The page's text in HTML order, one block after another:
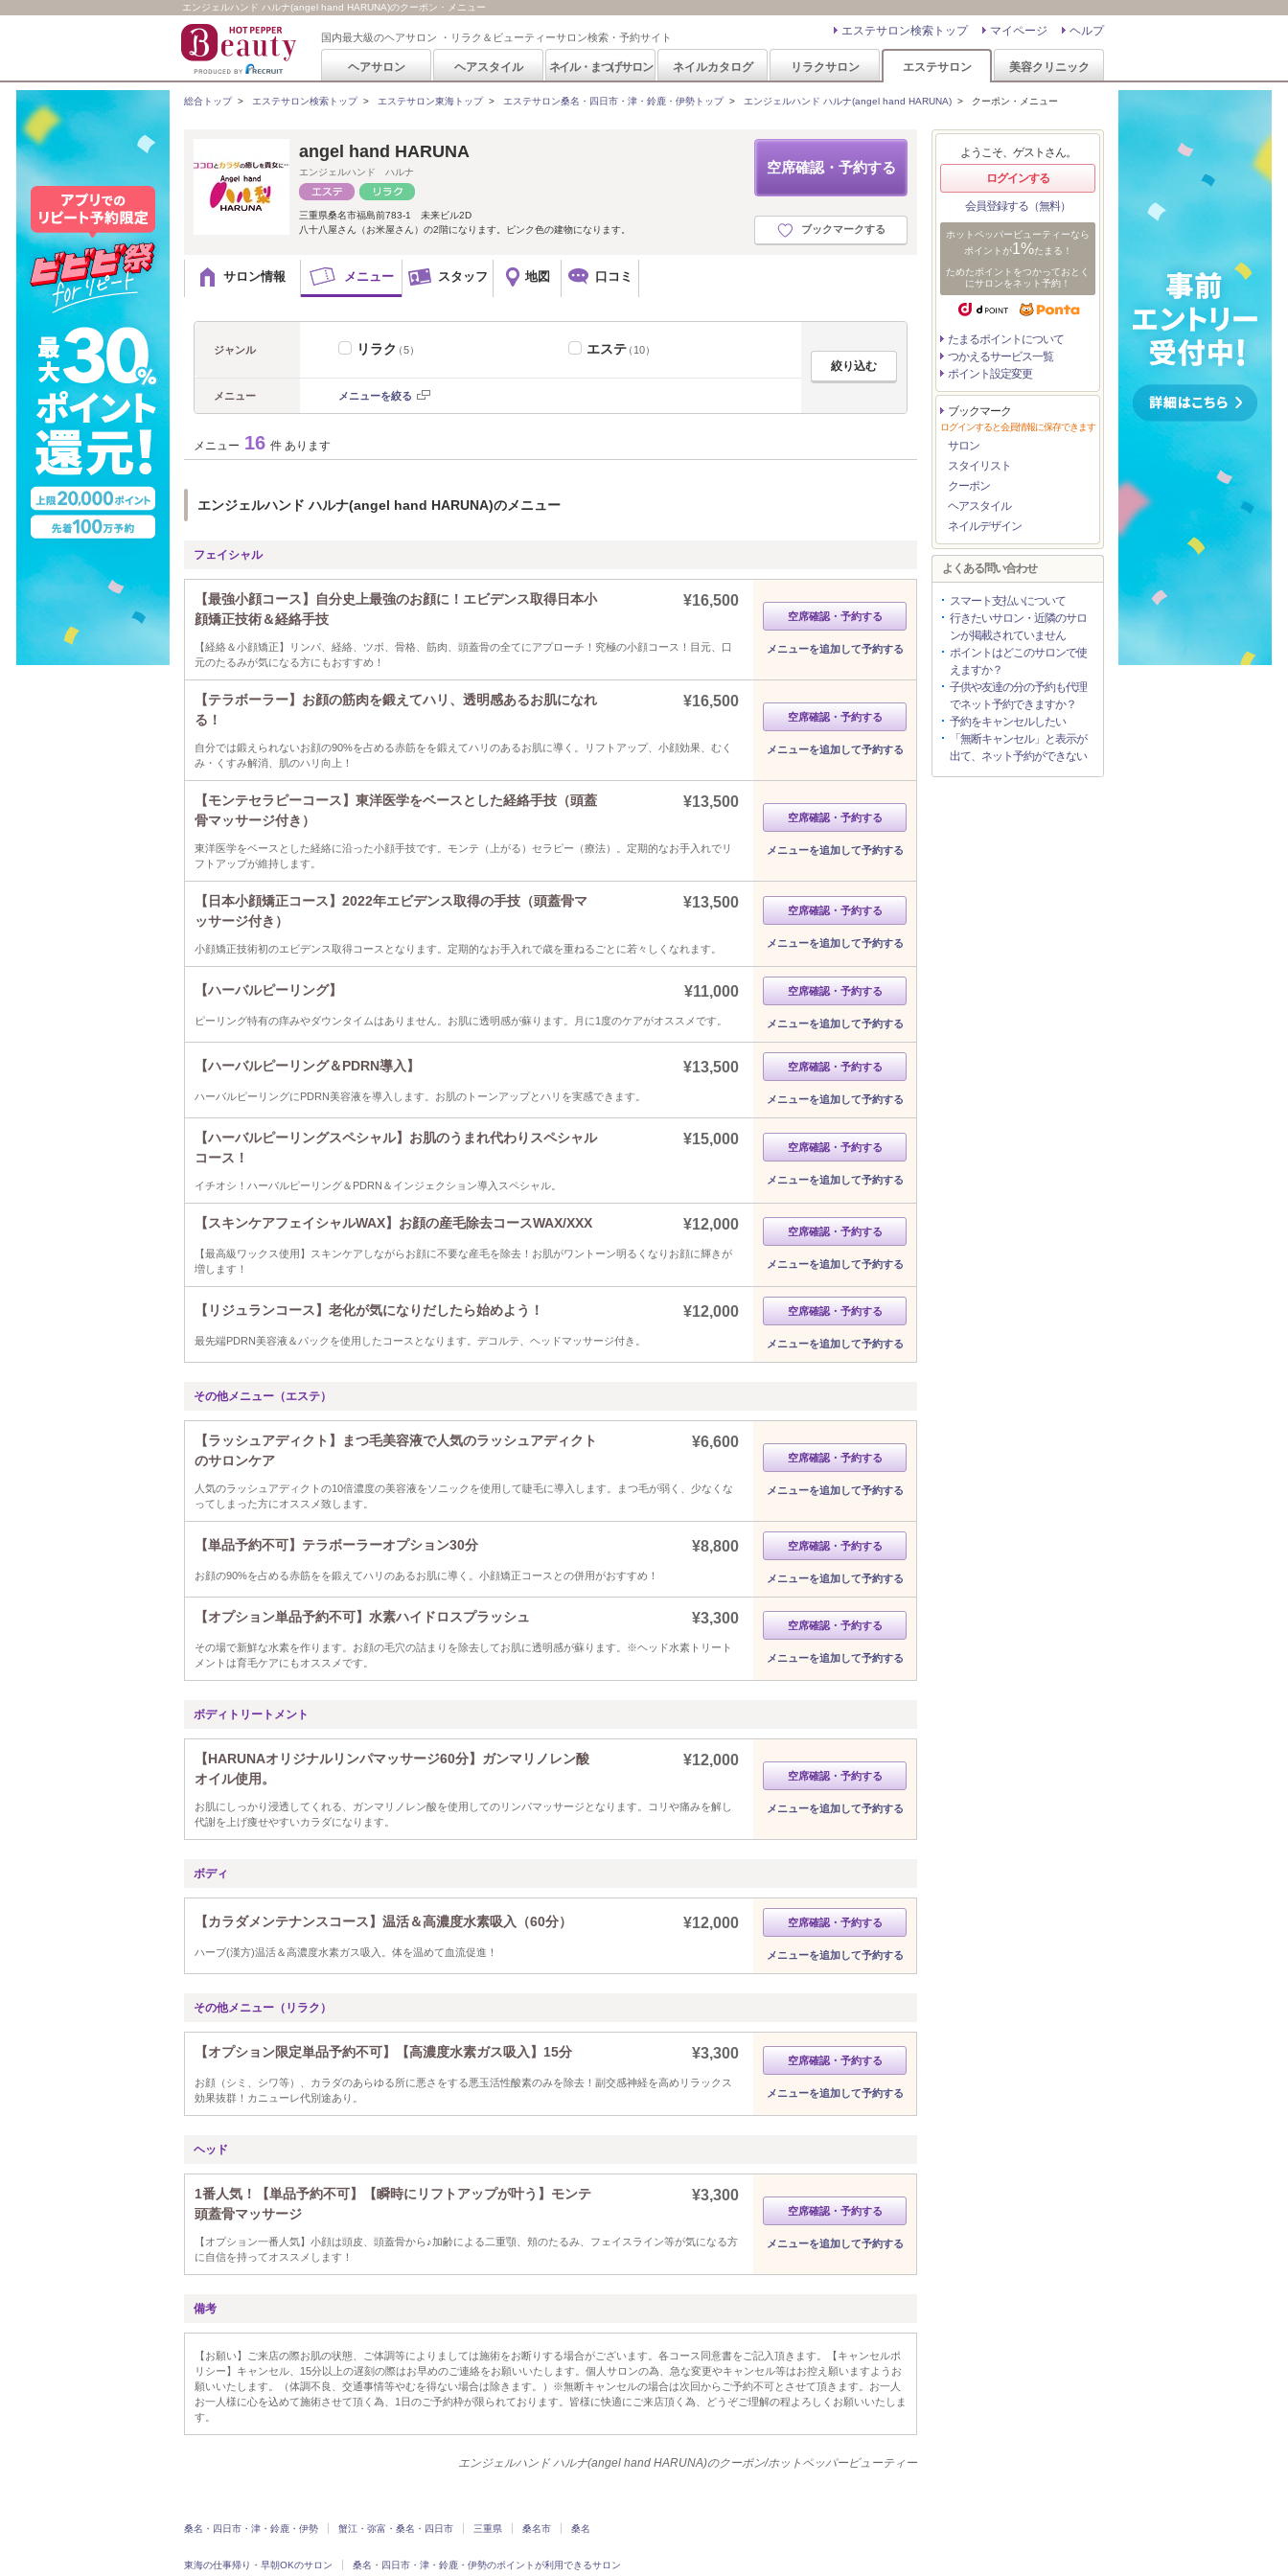
エンジェルハンド ハルナ(angel hand HARUNA)のクーポン・メニュー
国内最大級のヘアサロン ・リラク＆ビューティーサロン検索・予約サイト ヘルプ
マイページ
エステサロン検索トップ
ヘアサロン ヘアスタイル ネイル・まつげサロン ネイルカタログ リラクサロン エステサロン 美容クリニック
総合トップ> エステサロン検索トップ> エステサロン東海トップ> エステサロン桑名・四日市・津・鈴鹿・伊勢トップ> エンジェルハンド ハルナ(angel hand HARUNA) > クーポン・メニュー
空席確認・予約する
ブックマークする
angel hand HARUNA
エンジェルハンド ハルナ
三重県桑名市福島前783-1 未来ビル2D
八十八屋さん（お米屋さん）の2階になります。ピンク色の建物になります。
サロン情報 メニュー スタッフ 地図 口コミ
ジャンル リラク（5） エステ（10）
メニュー メニューを絞る
メニュー 16 件 あります
エンジェルハンド ハルナ(angel hand HARUNA)のメニュー
フェイシャル
【最強小顔コース】自分史上最強のお顔に！エビデンス取得日本小
顔矯正技術＆経絡手技
¥16,500
【経絡＆小顔矯正】リンパ、経絡、ツボ、骨格、筋肉、頭蓋骨の全てにアプローチ！究極の小顔コース！目元、口
元のたるみが気になる方にもおすすめ！
空席確認・予約する
メニューを追加して予約する
【テラボーラー】お顔の筋肉を鍛えてハリ、透明感あるお肌になれ
る！
¥16,500
自分では鍛えられないお顔の90%を占める赤筋をを鍛えてハリのあるお肌に導く。リフトアップ、小顔効果、むく
み・くすみ解消、肌のハリ向上！
空席確認・予約する
メニューを追加して予約する
【モンテセラピーコース】東洋医学をベースとした経絡手技（頭蓋
骨マッサージ付き）
¥13,500
東洋医学をベースとした経絡に沿った小顔手技です。モンテ（上がる）セラピー（療法）。定期的なお手入れでリ
フトアップが維持します。
空席確認・予約する
メニューを追加して予約する
【日本小顔矯正コース】2022年エビデンス取得の手技（頭蓋骨マ
ッサージ付き）
¥13,500
小顔矯正技術初のエビデンス取得コースとなります。定期的なお手入れで歳を重ねるごとに若々しくなれます。
空席確認・予約する
メニューを追加して予約する
【ハーバルピーリング】 ¥11,000
ピーリング特有の痒みやダウンタイムはありません。お肌に透明感が蘇ります。月に1度のケアがオススメです。
空席確認・予約する
メニューを追加して予約する
【ハーバルピーリング＆PDRN導入】 ¥13,500
ハーバルピーリングにPDRN美容液を導入します。お肌のトーンアップとハリを実感できます。
空席確認・予約する
メニューを追加して予約する
【ハーバルピーリングスペシャル】お肌のうまれ代わりスペシャル
コース！
¥15,000
イチオシ！ハーバルピーリング＆PDRN＆インジェクション導入スペシャル。
空席確認・予約する
メニューを追加して予約する
【スキンケアフェイシャルWAX】お顔の産毛除去コースWAX/XXX ¥12,000
【最高級ワックス使用】スキンケアしながらお顔に不要な産毛を除去！お肌がワントーン明るくなりお顔に輝きが
増します！
空席確認・予約する
メニューを追加して予約する
【リジュランコース】老化が気になりだしたら始めよう！ ¥12,000
最先端PDRN美容液＆パックを使用したコースとなります。デコルテ、ヘッドマッサージ付き。
空席確認・予約する
メニューを追加して予約する
その他メニュー（エステ）
【ラッシュアディクト】まつ毛美容液で人気のラッシュアディクト
のサロンケア
¥6,600
人気のラッシュアディクトの10倍濃度の美容液をソニックを使用して睫毛に導入します。まつ毛が弱く、少なくな
ってしまった方にオススメ致します。
空席確認・予約する
メニューを追加して予約する
【単品予約不可】テラボーラーオプション30分 ¥8,800
お顔の90%を占める赤筋をを鍛えてハリのあるお肌に導く。小顔矯正コースとの併用がおすすめ！
空席確認・予約する
メニューを追加して予約する
【オプション単品予約不可】水素ハイドロスプラッシュ ¥3,300
その場で新鮮な水素を作ります。お顔の毛穴の詰まりを除去してお肌に透明感が蘇ります。※ヘッド水素トリート
メントは育毛ケアにもオススメです。
空席確認・予約する
メニューを追加して予約する
ボディトリートメント
【HARUNAオリジナルリンパマッサージ60分】ガンマリノレン酸
オイル使用。
¥12,000
お肌にしっかり浸透してくれる、ガンマリノレン酸を使用してのリンパマッサージとなります。コリや痛みを解し
代謝を上げ痩せやすいカラダになります。
空席確認・予約する
メニューを追加して予約する
ボディ
【カラダメンテナンスコース】温活＆高濃度水素吸入（60分） ¥12,000
ハーブ(漢方)温活＆高濃度水素ガス吸入。体を温めて血流促進！
空席確認・予約する
メニューを追加して予約する
その他メニュー（リラク）
【オプション限定単品予約不可】【高濃度水素ガス吸入】15分 ¥3,300
お顔（シミ、シワ等）、カラダのあらゆる所に悪さをする悪玉活性酸素のみを除去！副交感神経を高めリラックス
効果抜群！カニューレ代別途あり。
空席確認・予約する
メニューを追加して予約する
ヘッド
1番人気！【単品予約不可】【瞬時にリフトアップが叶う】モンテ
頭蓋骨マッサージ
¥3,300
【オプション一番人気】小顔は頭皮、頭蓋骨から♪加齢による二重顎、頬のたるみ、フェイスライン等が気になる方
に自信を持ってオススメします！
空席確認・予約する
メニューを追加して予約する
備考
【お願い】ご来店の際お肌の状態、ご体調等によりましては施術をお断りする場合がございます。各コース同意書をご記入頂きます。【キャンセルポ
リシー】キャンセル、15分以上の遅刻の際はお早めのご連絡をお願いいたします。個人サロンの為、急な変更やキャンセル等はお控え願いますようお
願いいたします。（体調不良、交通事情等やむを得ない場合は除きます。）※無断キャンセルの場合は次回からご予約不可とさせて頂きます。お一人
お一人様に心を込めて施術させて頂く為、1日のご予約枠が限られております。皆様に快適にご来店頂く為、どうぞご理解の程よろしくお願いいたしま
す。
エンジェルハンド ハルナ(angel hand HARUNA)のクーポン/ホットペッパービューティー
ようこそ、ゲストさん。
ログインする
会員登録する（無料）
ホットペッパービューティーなら
ポイントが1%たまる！
ためたポイントをつかっておとく
にサロンをネット予約！
たまるポイントについて
つかえるサービス一覧
ポイント設定変更
ブックマーク
ログインすると会員情報に保存できます
サロン
スタイリスト
クーポン
ヘアスタイル
ネイルデザイン
よくある問い合わせ
スマート支払いについて
行きたいサロン・近隣のサロ
ンが掲載されていません
ポイントはどこのサロンで使
えますか？
子供や友達の分の予約も代理
でネット予約できますか？
予約をキャンセルしたい
「無断キャンセル」と表示が
出て、ネット予約ができない
桑名・四日市・津・鈴鹿・伊勢 蟹江・弥富・桑名・四日市 三重県 桑名市 桑名
東海の仕事帰り・早朝OKのサロン 桑名・四日市・津・鈴鹿・伊勢のポイントが利用できるサロン